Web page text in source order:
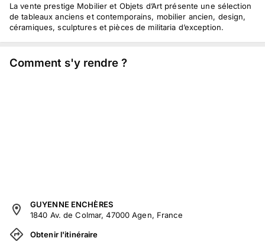
La vente prestige Mobilier et Objets d’Art présente une sélection
de tableaux anciens et contemporains, mobilier ancien, design,
céramiques, sculptures et pièces de militaria d’exception.
Comment s'y rendre ?
GUYENNE ENCHÈRES
1840 Av. de Colmar, 47000 Agen, France
Obtenir l'itinéraire